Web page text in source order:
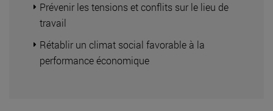
Prévenir les tensions et conflits sur le lieu de
travail
Rétablir un climat social favorable à la
performance économique